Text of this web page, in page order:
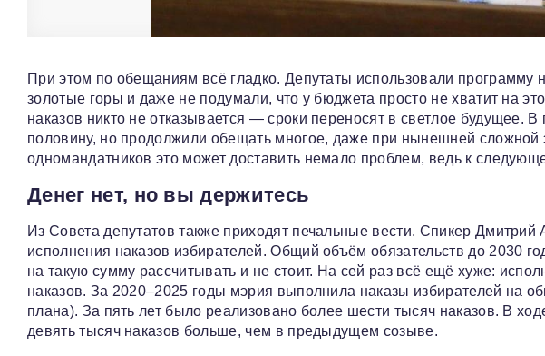
При этом по обещаниям всё гладко. Депутаты использовали программу
золотые горы и даже не подумали, что у бюджета просто не хватит на
наказов никто не отказывается — сроки переносят в светлое будущее.
половину, но продолжили обещать многое, даже при нынешней сложной
одномандатников это может доставить немало проблем, ведь к
Денег нет, но вы держитесь
Из Совета депутатов также приходят печальные вести. Спикер Дмитрий
исполнения наказов избирателей. Общий объём обязательств до 2030
на такую сумму рассчитывать и не стоит. На сей раз всё ещё хуже:
наказов. За 2020–2025 годы мэрия выполнила наказы избирателей на
плана). За пять лет было реализовано более шести тысяч наказов. В
девять тысяч наказов больше, чем в предыдущем созыве.